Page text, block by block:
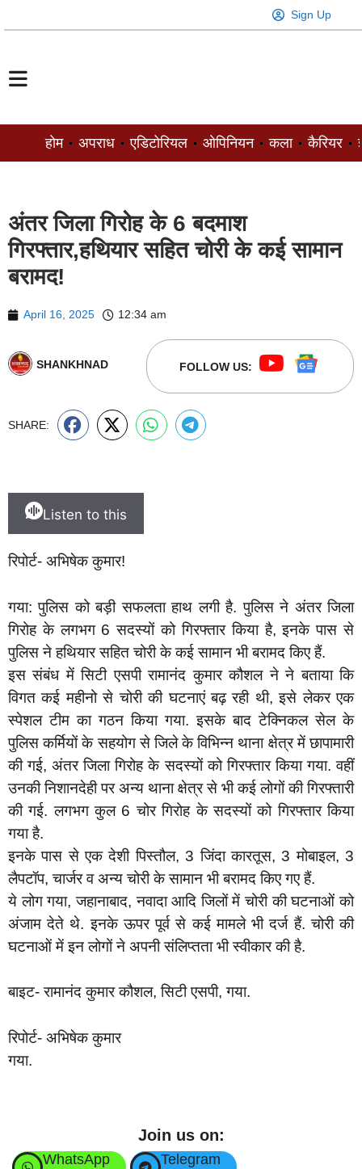
Sign Up
होम अपराध एडिटोरियल ओपिनियन कला कैरियर
अंतर जिला गिरोह के 6 बदमाश
गिरफ्तार,हथियार सहित चोरी के कई सामान
बरामद!
April 16, 2025 12:34 am
SHANKHNAD FOLLOW US:
SHARE:
Listen to this
रिपोर्ट- अभिषेक कुमार!
गया: पुलिस को बड़ी सफलता हाथ लगी है. पुलिस ने अंतर जिला
गिरोह के लगभग 6 सदस्यों को गिरफ्तार किया है, इनके पास से
पुलिस ने हथियार सहित चोरी के कई सामान भी बरामद किए हैं.
इस संबंध में सिटी एसपी रामानंद कुमार कौशल ने ने बताया कि
विगत कई महीनो से चोरी की घटनाएं बढ़ रही थी, इसे लेकर एक
स्पेशल टीम का गठन किया गया. इसके बाद टेक्निकल सेल के
पुलिस कर्मियों के सहयोग से जिले के विभिन्न थाना क्षेत्र में छापामारी
की गई, अंतर जिला गिरोह के सदस्यों को गिरफ्तार किया गया. वहीं
उनकी निशानदेही पर अन्य थाना क्षेत्र से भी कई लोगों की गिरफ्तारी
की गई. लगभग कुल 6 चोर गिरोह के सदस्यों को गिरफ्तार किया
गया है.
इनके पास से एक देशी पिस्तौल, 3 जिंदा कारतूस, 3 मोबाइल, 3
लैपटॉप, चार्जर व अन्य चोरी के सामान भी बरामद किए गए हैं.
ये लोग गया, जहानाबाद, नवादा आदि जिलों में चोरी की घटनाओं को
अंजाम देते थे. इनके ऊपर पूर्व से कई मामले भी दर्ज हैं. चोरी की
घटनाओं में इन लोगों ने अपनी संलिप्तता भी स्वीकार की है.
बाइट- रामानंद कुमार कौशल, सिटी एसपी, गया.
रिपोर्ट- अभिषेक कुमार
गया.
Join us on:
WhatsApp Telegram